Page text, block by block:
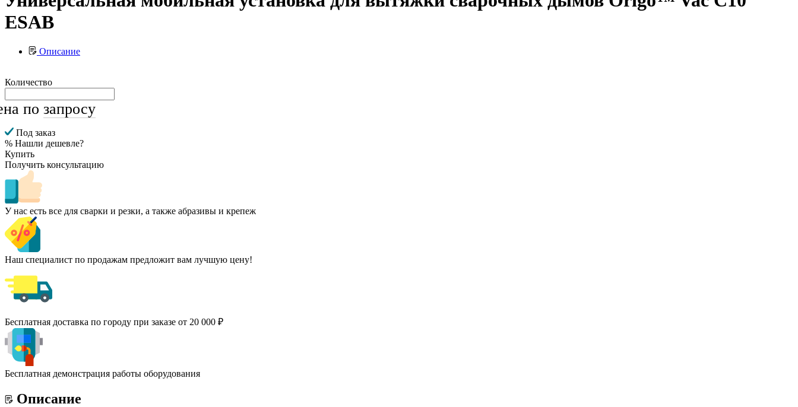
ESAB
Описание
Количество
по запросу
Под заказ
% Нашли дешевле?
Купить
Получить консультацию
У нас есть все для сварки и резки, а также абразивы и крепеж
Наш специалист по продажам предложит вам лучшую цену!
Бесплатная доставка по городу при заказе от 20 000 ₽
Бесплатная демонстрация работы оборудования
Описание